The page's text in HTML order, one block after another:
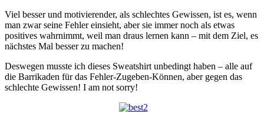
Viel besser und motivierender, als schlechtes Gewissen, ist es, wenn
man zwar seine Fehler einsieht, aber sie immer noch als etwas
positives wahrnimmt, weil man draus lernen kann – mit dem Ziel, es
nächstes Mal besser zu machen!
Deswegen musste ich dieses Sweatshirt unbedingt haben – alle auf
die Barrikaden für das Fehler-Zugeben-Können, aber gegen das
schlechte Gewissen! I am not sorry!